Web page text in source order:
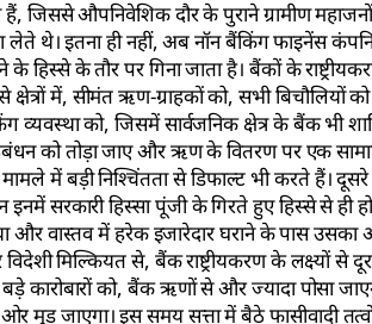
जिससे औपनिवेशिक दौर के पुराने ग्रामीण
थे। इतना ही नहीं, अब नॉन बैंकिंग फाइनेंस
हिस्से के तौर पर गिना जाता है। बैंकों के
में, सीमंत ऋण-ग्राहकों को, सभी बिचौलियों
को, जिसमें सार्वजनिक क्षेत्र के बैंक भी
को तोड़ा जाए और ऋण के वितरण पर एक
में बड़ी निश्चिंतता से डिफाल्ट भी करते हैं। दूसरे
सरकारी हिस्सा पूंजी के गिरते हुए हिस्से से ही
और वास्तव में हरेक इजारेदार घराने के पास
मिल्कियत से, बैंक राष्ट्रीयकरण के लक्ष्यों से
कारोबारों को, बैंक ऋणों से और ज्यादा पोसा
ओर मुड़ जाएगा। इस समय सत्ता में बैठे